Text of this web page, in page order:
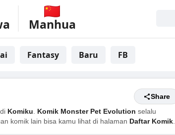
Manhua
Fantasy Baru FB
Share
Komiku. Komik Monster Pet Evolution selalu
komik lain bisa kamu lihat di halaman Daftar Komik.